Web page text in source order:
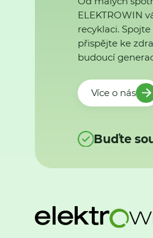
ELEKTROWIN
recyklaci.
přispějte ke
budoucí
Více o nás
Buďte